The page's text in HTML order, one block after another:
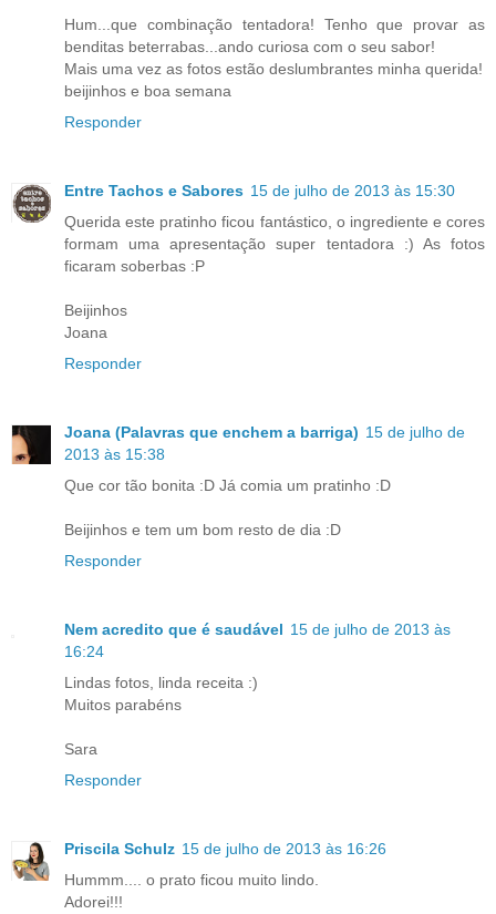
Hum...que combinação tentadora! Tenho que provar as
benditas beterrabas...ando curiosa com o seu sabor!
Mais uma vez as fotos estão deslumbrantes minha querida!
beijinhos e boa semana
Responder
Entre Tachos e Sabores 15 de julho de 2013 às 15:30
Querida este pratinho ficou fantástico, o ingrediente e cores
formam uma apresentação super tentadora :) As fotos
ficaram soberbas :P
Beijinhos
Joana
Responder
Joana (Palavras que enchem a barriga) 15 de julho de
2013 às 15:38
Que cor tão bonita :D Já comia um pratinho :D
Beijinhos e tem um bom resto de dia :D
Responder
Nem acredito que é saudável 15 de julho de 2013 às
16:24
Lindas fotos, linda receita :)
Muitos parabéns
Sara
Responder
Priscila Schulz 15 de julho de 2013 às 16:26
Hummm.... o prato ficou muito lindo.
Adorei!!!